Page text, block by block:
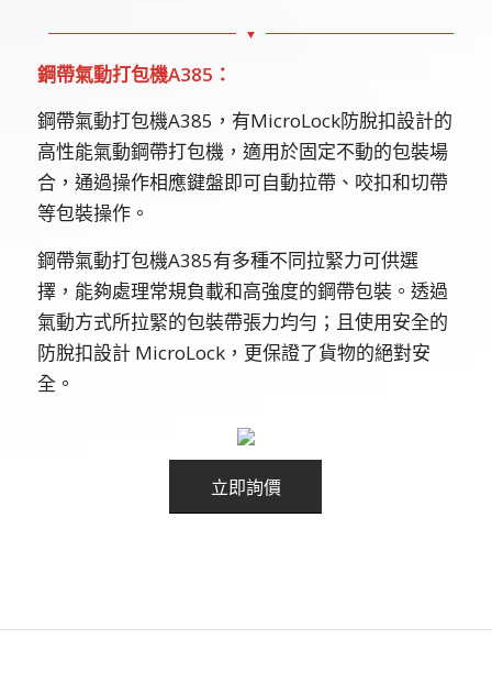
鋼帶氣動打包機A385：
鋼帶氣動打包機A385，有MicroLock防脫扣設計的
高性能氣動鋼帶打包機，適用於固定不動的包裝場
合，通過操作相應鍵盤即可自動拉帶、咬扣和切帶
等包裝操作。
鋼帶氣動打包機A385有多種不同拉緊力可供選
擇，能夠處理常規負載和高強度的鋼帶包裝。透過
氣動方式所拉緊的包裝帶張力均勻；且使用安全的
防脫扣設計 MicroLock，更保證了貨物的絕對安
全。
立即詢價